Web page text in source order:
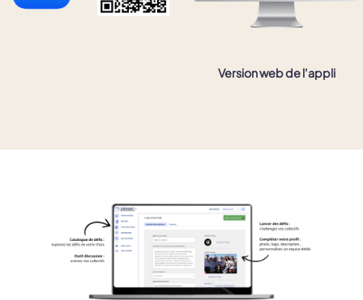
Version web de l'appli